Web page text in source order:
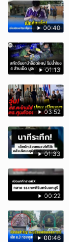
00:40
01:13
03:52
01:33
00:22
00:46